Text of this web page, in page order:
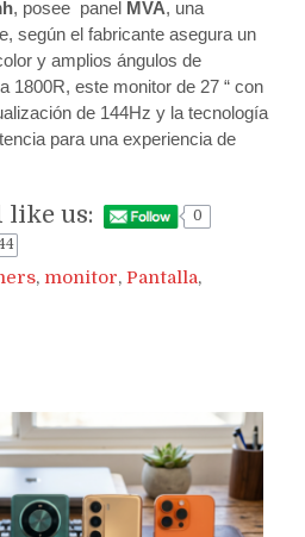
, posee panel MVA, una
según el fabricante asegura un
y amplios ángulos de
1800R, este monitor de 27 “ con
de 144Hz y la tecnología
para una experiencia de
like us:
0
, monitor, Pantalla,